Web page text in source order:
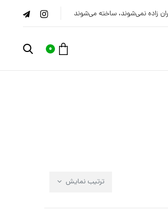
زاده نمی‌شوند، ساخته می‌شوند
0
ترتیب نمایش